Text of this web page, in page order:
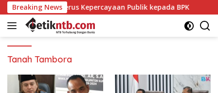
Langsung
ke
konten
Breaking News
Menggerus Kepercayaan Publik kepada BPK
Tanah Tambora